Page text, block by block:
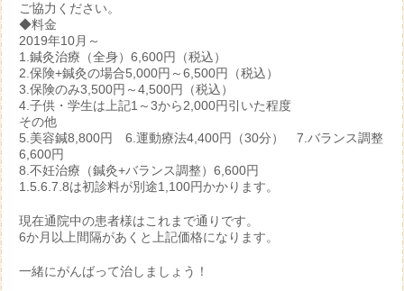
ご協力ください。
◆料金
2019年10月～
1.鍼灸治療（全身）6,600円（税込）
2.保険+鍼灸の場合5,000円～6,500円（税込）
3.保険のみ3,500円～4,500円（税込）
4.子供・学生は上記1～3から2,000円引いた程度
その他
5.美容鍼8,800円 6.運動療法4,400円（30分） 7.バランス調整
6,600円
8.不妊治療（鍼灸+バランス調整）6,600円
1.5.6.7.8は初診料が別途1,100円かかります。
現在通院中の患者様はこれまで通りです。
6か月以上間隔があくと上記価格になります。
一緒にがんばって治しましょう！